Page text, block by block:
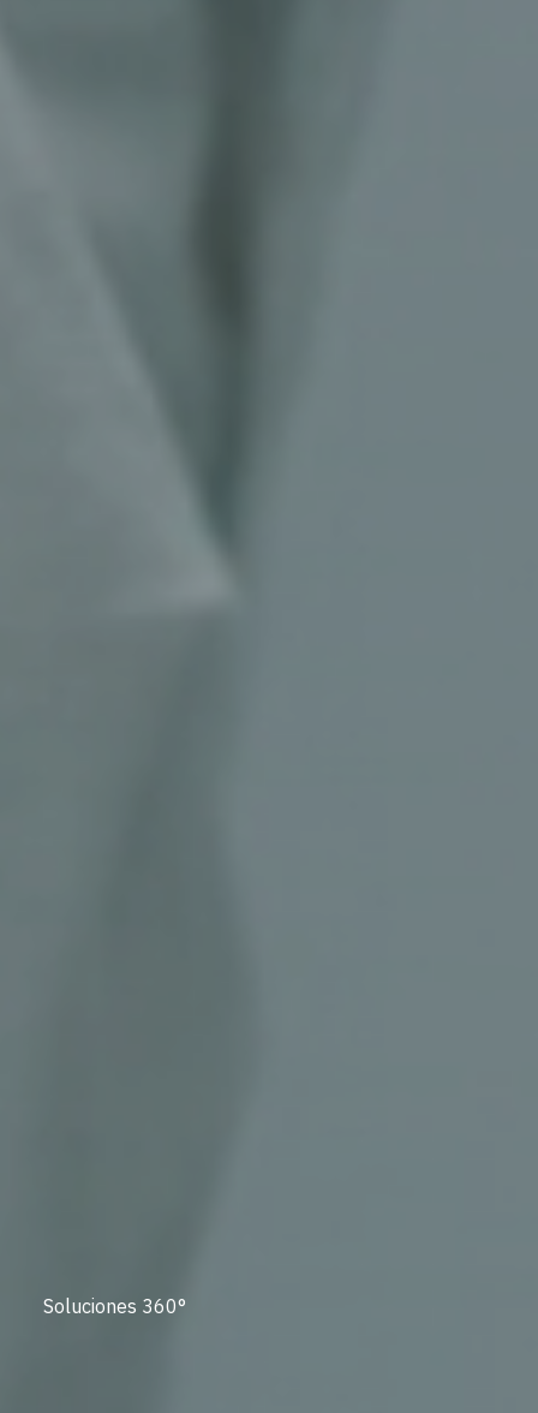
Soluciones 360°